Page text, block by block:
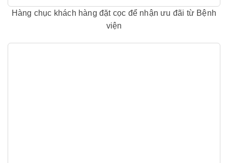
Hàng chục khách hàng đặt cọc để nhận ưu đãi từ Bệnh
viện